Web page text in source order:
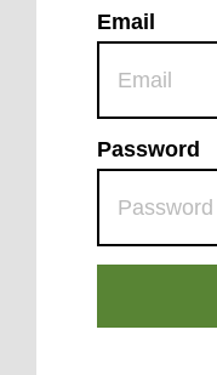
Email
Password